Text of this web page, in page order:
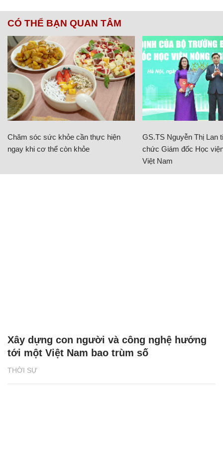
CÓ THỂ BẠN QUAN TÂM
Chăm sóc sức khỏe cần thực hiện
ngay khi cơ thể còn khỏe
GS.TS Nguyễn Thị Lan
chức Giám đốc Học
Việt Nam
THỜI SỰ
Xây dựng con người và công nghệ hướng
tới một Việt Nam bao trùm số